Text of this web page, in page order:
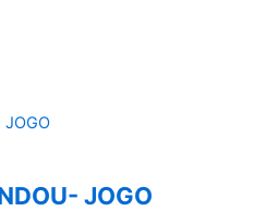
JOGO